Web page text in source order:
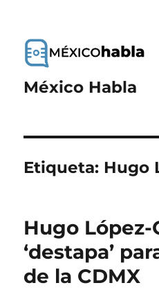
México Habla
Etiqueta: Hugo
Hugo López-
‘destapa’
de la CDMX